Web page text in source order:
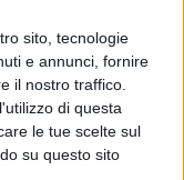
sito, tecnologie
e annunci, fornire
il nostro traffico.
di questa
le tue scelte sul
su questo sito
agli agenti
ribadendo
riferito in